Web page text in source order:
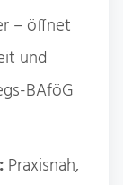
– öffnet
und
BAföG
Praxisnah,